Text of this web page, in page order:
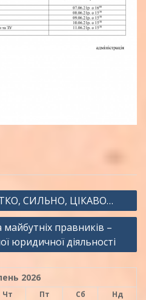
СИЛЬНО, ЦІКАВО…
правників –
юридичної діяльності
2026
Чт Пт Сб
Нд